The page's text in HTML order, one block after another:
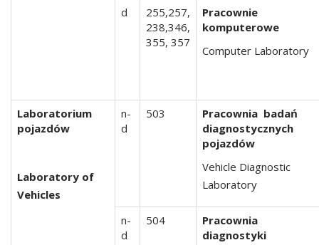
d
255,257,
238,346,
355, 357
Pracownie
komputerowe
Computer Laboratory
Laboratorium
pojazdów
Laboratory of
Vehicles
n-
d
503
Pracownia badań
diagnostycznych
pojazdów
Vehicle Diagnostic
Laboratory
n-
d
504
Pracownia
diagnostyki